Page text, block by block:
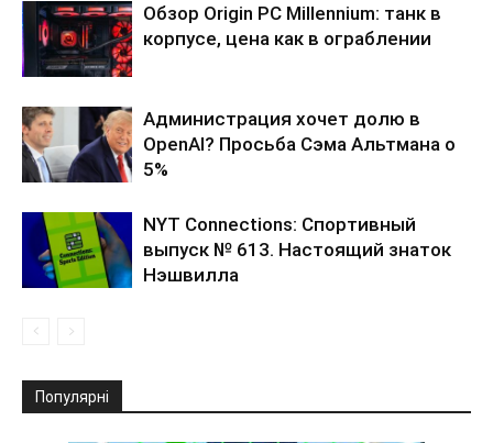
Обзор Origin PC Millennium: танк в
корпусе, цена как в ограблении
Администрация хочет долю в
OpenAI? Просьба Сэма Альтмана о
5%
NYT Connections: Спортивный
выпуск № 613. Настоящий знаток
Нэшвилла
Популярні